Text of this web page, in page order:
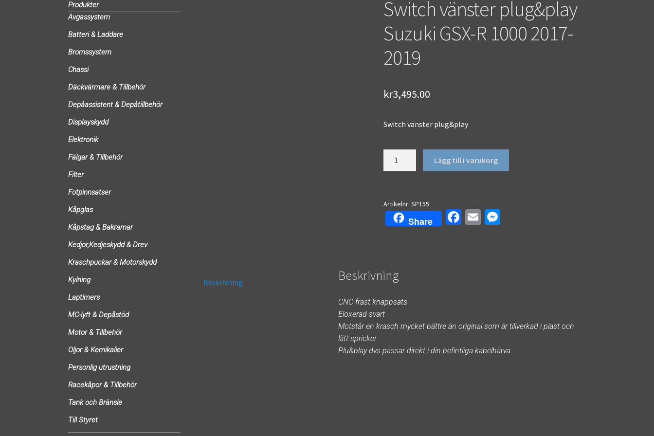
Switch vänster plug&play
Suzuki GSX-R 1000 2017-
2019
kr3,495.00
Switch vänster plug&play
GSX-
R
1000
Lägg till i varukorg
Artikelnr: SP155
Share
Fa E M
Beskrivning Beskrivning
CNC-fräst knappsats
Eloxerad svart
Motstår en krasch mycket bättre än original som är tillverkad i plast och
lätt spricker
Plu&play dvs passar direkt i din befintliga kabelhärva
Produkter
Avgassystem
Batteri & Laddare
Bromssystem
Chassi
Däckvärmare & Tillbehör
Depåassistent & Depåtillbehör
Displayskydd
Elektronik
Fälgar & Tillbehör
Filter
Fotpinnsatser
Kåpglas
Kåpstag & Bakramar
Kedjor,Kedjeskydd & Drev
Kraschpuckar & Motorskydd
Kylning
Laptimers
MC-lyft & Depåstöd
Motor & Tillbehör
Oljor & Kemikalier
Personlig utrustning
Racekåpor & Tillbehör
Tank och Bränsle
Till Styret